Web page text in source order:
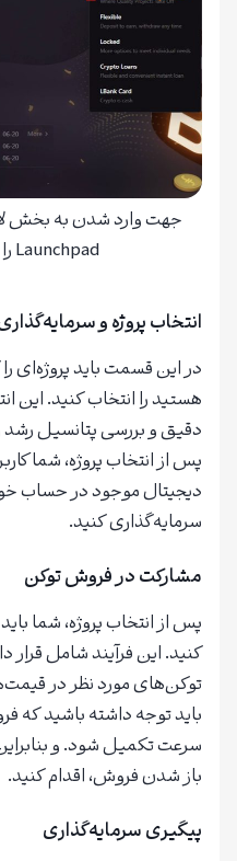
Launchpad را انتخاب می‌کنیم.
انتخاب پروژه و
در این قسمت باید پروژه‌ای
هستید را انتخاب کنید. این
دقیق و بررسی پتانسیل رشد
پس از انتخاب پروژه، شما
دیجیتال موجود در حساب
سرمایه‌گذاری کنید.
مشارکت در فروش توکن
پس از انتخاب پروژه، شما
کنید. این فرآیند شامل
توکن‌های مورد نظر در
باید توجه داشته باشید
سرعت تکمیل شود. و
باز شدن فروش، اقدام کنید.
پیگیری سرمایه‌گذاری